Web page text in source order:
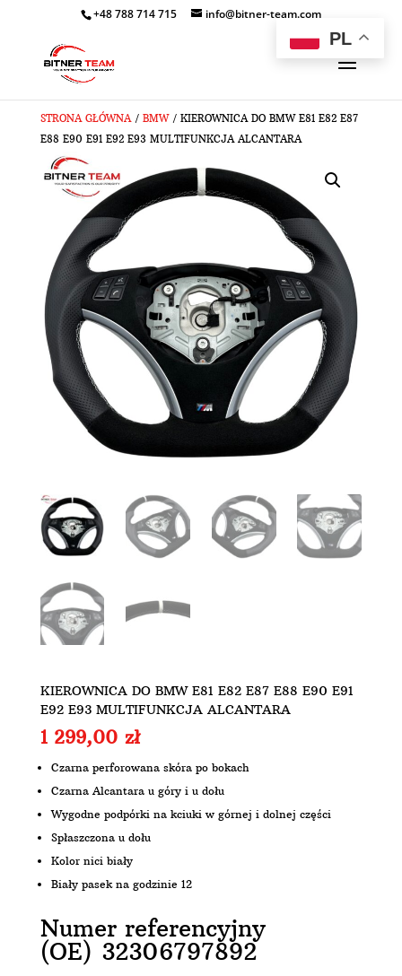
+48 788 714 715 info@bitner-team.com
STRONA GŁÓWNA/ BMW/ KIEROWNICA DO BMW E81 E82 E87
E88 E90 E91 E92 E93 MULTIFUNKCJA ALCANTARA
KIEROWNICA DO BMW E81 E82 E87 E88 E90 E91
E92 E93 MULTIFUNKCJA ALCANTARA
1 299,00 zł
Czarna perforowana skóra po bokach
Czarna Alcantara u góry i u dołu
Wygodne podpórki na kciuki w górnej i dolnej części
Spłaszczona u dołu
Kolor nici biały
Biały pasek na godzinie 12
Numer referencyjny
(OE) 32306797892
PL